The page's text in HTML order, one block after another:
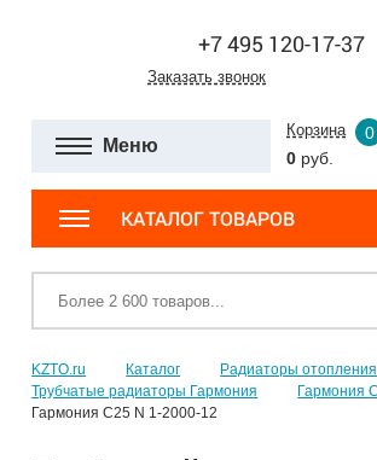
+7 495 120-17-37
Заказать звонок
Меню
Корзина
0
0 руб.
КАТАЛОГ ТОВАРОВ
KZTO.ru Каталог
Радиаторы отопления
Трубчатые радиаторы Гармония
Гармония
Гармония С25 N 1-2000-12